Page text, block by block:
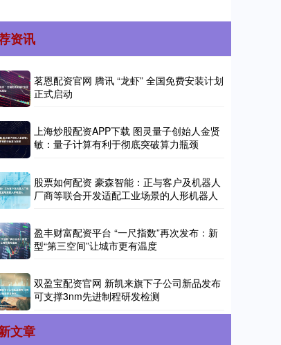
资讯
茗恩配资官网 腾讯 “龙虾” 全国免费安装计划
正式启动
上海炒股配资APP下载 图灵量子创始人金贤
敏：量子计算有利于彻底突破算力瓶颈
股票如何配资 豪森智能：正与客户及机器人
厂商等联合开发适配工业场景的人形机器人
盈丰财富配资平台 “一尺指数”再次发布：新
型“第三空间”让城市更有温度
双盈宝配资官网 新凯来旗下子公司新品发布
可支撑3nm先进制程研发检测
文章